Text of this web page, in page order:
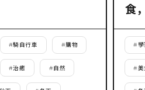
#騎自行車 #購物
#治癒 #自然
食
# 學
#美